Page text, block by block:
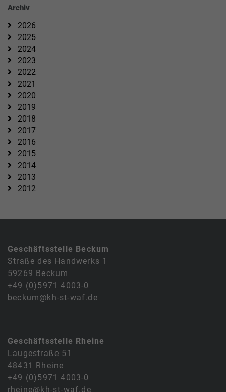
Archiv
2026
2025
2024
2023
2022
2021
2020
2019
2018
2017
2016
2015
2014
2013
2012
Geschäftsstelle Beckum
Straße des Handwerks 1
59269 Beckum
+49 (0)5971 4003-0
beckum@kh-st-waf.de
Geschäftsstelle Rheine
Laugestraße 51
48431 Rheine
+49 (0)5971 4003-0
rheine@kh-st-waf.de